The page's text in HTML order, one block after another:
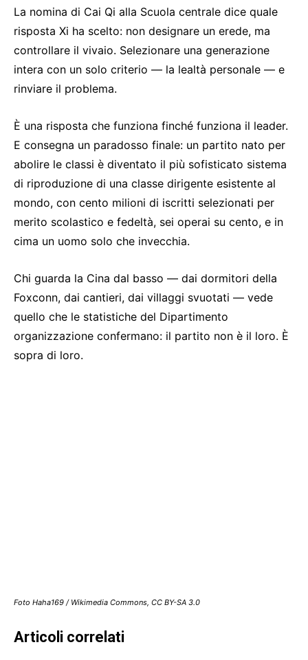
La nomina di Cai Qi alla Scuola centrale dice quale
risposta Xi ha scelto: non designare un erede, ma
controllare il vivaio. Selezionare una generazione
intera con un solo criterio — la lealtà personale — e
rinviare il problema.
È una risposta che funziona finché funziona il leader.
E consegna un paradosso finale: un partito nato per
abolire le classi è diventato il più sofisticato sistema
di riproduzione di una classe dirigente esistente al
mondo, con cento milioni di iscritti selezionati per
merito scolastico e fedeltà, sei operai su cento, e in
cima un uomo solo che invecchia.
Chi guarda la Cina dal basso — dai dormitori della
Foxconn, dai cantieri, dai villaggi svuotati — vede
quello che le statistiche del Dipartimento
organizzazione confermano: il partito non è il loro. È
sopra di loro.
Foto Haha169 / Wikimedia Commons, CC BY-SA 3.0
Articoli correlati